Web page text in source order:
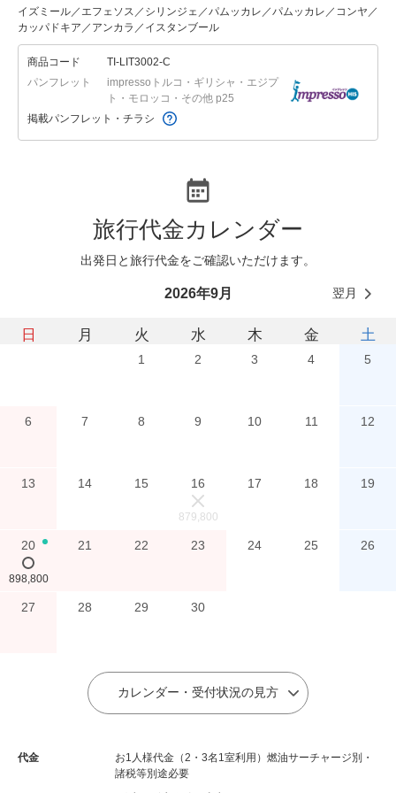
イズミール／エフェソス／シリンジェ／パムッカレ／パムッカレ／コンヤ／
カッパドキア／アンカラ／イスタンブール
商品コード
TI-LIT3002-C
パンフレット
impressoトルコ・ギリシャ・エジプ
ト・モロッコ・その他 p25
掲載パンフレット・チラシ
旅行代金カレンダー
出発日と旅行代金をご確認いただけます。
2026年9月 翌月
日 月 火 水 木 金 土
1 2 3 4 5
6 7 8 9 10 11 12
13 14 15 16
×
879,800
17 18 19
20
○
898,800
21 22 23 24 25 26
27 28 29 30
カレンダー・受付状況の見方
代金
お1人様代金（2・3名1室利用）燃油サーチャージ別・
諸税等別途必要